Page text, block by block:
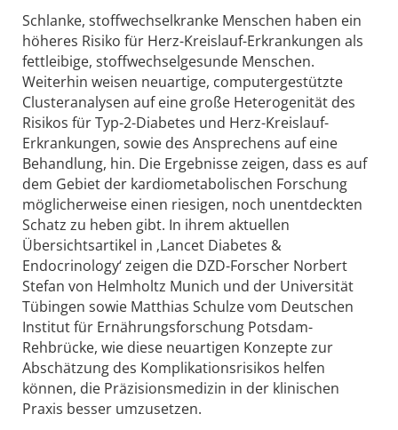
Schlanke, stoffwechselkranke Menschen haben ein
höheres Risiko für Herz-Kreislauf-Erkrankungen als
fettleibige, stoffwechselgesunde Menschen.
Weiterhin weisen neuartige, computergestützte
Clusteranalysen auf eine große Heterogenität des
Risikos für Typ-2-Diabetes und Herz-Kreislauf-
Erkrankungen, sowie des Ansprechens auf eine
Behandlung, hin. Die Ergebnisse zeigen, dass es auf
dem Gebiet der kardiometabolischen Forschung
möglicherweise einen riesigen, noch unentdeckten
Schatz zu heben gibt. In ihrem aktuellen
Übersichtsartikel in ‚Lancet Diabetes &
Endocrinology‘ zeigen die DZD-Forscher Norbert
Stefan von Helmholtz Munich und der Universität
Tübingen sowie Matthias Schulze vom Deutschen
Institut für Ernährungsforschung Potsdam-
Rehbrücke, wie diese neuartigen Konzepte zur
Abschätzung des Komplikationsrisikos helfen
können, die Präzisionsmedizin in der klinischen
Praxis besser umzusetzen.